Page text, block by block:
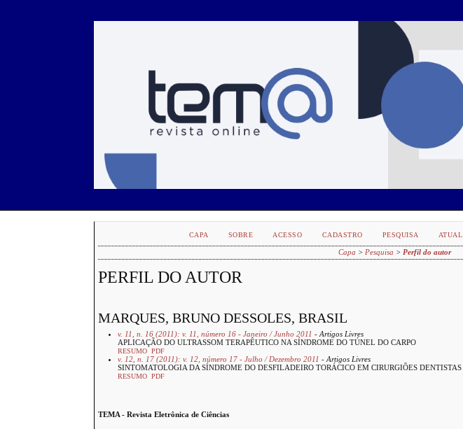
CAPA SOBRE ACESSO CADASTRO PESQUISA ATUAL
Capa > Pesquisa > Perfil do autor
PERFIL DO AUTOR
MARQUES, BRUNO DESSOLES, BRASIL
v. 11, n. 16 (2011): v. 11, número 16 - Janeiro / Junho 2011 - Artigos Livres
APLICAÇÃO DO ULTRASSOM TERAPÊUTICO NA SÍNDROME DO TÚNEL DO CARPO
RESUMO PDF
v. 12, n. 17 (2011): v. 12, número 17 - Julho / Dezembro 2011 - Artigos Livres
SINTOMATOLOGIA DA SÍNDROME DO DESFILADEIRO TORÁCICO EM CIRURGIÕES DENTISTAS
RESUMO PDF
TEMA - Revista Eletrônica de Ciências